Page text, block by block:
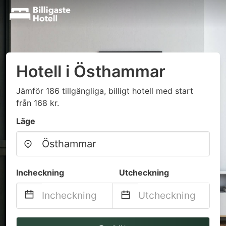
Hotell i Östhammar
Jämför 186 tillgängliga, billigt hotell med start
från 168 kr.
Läge
Incheckning Utcheckning
Navigate
Navigate